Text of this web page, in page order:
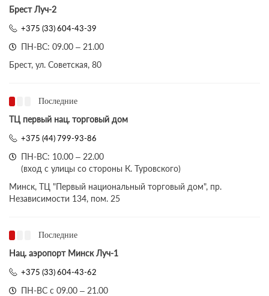
Брест Луч-2
+375 (33) 604-43-39
ПН-ВС: 09.00 – 21.00
Брест, ул. Советская, 80
Последние
ТЦ первый нац. торговый дом
+375 (44) 799-93-86
ПН-ВС: 10.00 – 22.00
(вход с улицы со стороны К. Туровского)
Минск, ТЦ "Первый национальный торговый дом", пр.
Независимости 134, пом. 25
Последние
Нац. аэропорт Минск Луч-1
+375 (33) 604-43-62
ПН-ВС с 09.00 – 21.00